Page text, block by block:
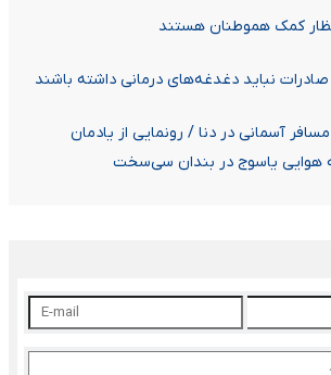
کمک‌ هموطنان هستند
نباید دغدغه‌های درمانی داشته باشند
برگزاری یادمان ۶۶ مسافر آسمانی در دنا / رونمایی از یادمان
هوایی یاسوج در بندان سی‌سخت